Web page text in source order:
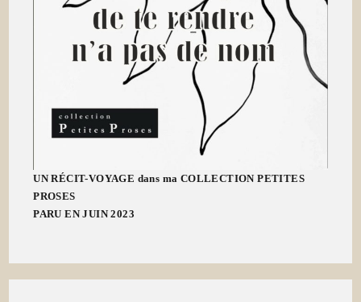
UN RÉCIT-VOYAGE dans ma COLLECTION PETITES
PROSES
PARU EN JUIN 2023